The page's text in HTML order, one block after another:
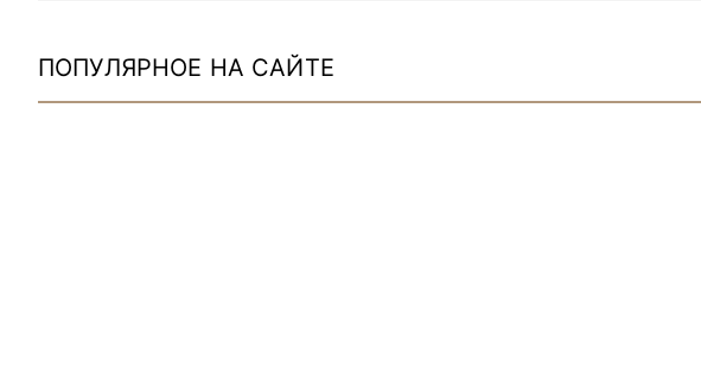
ПОПУЛЯРНОЕ НА САЙТЕ